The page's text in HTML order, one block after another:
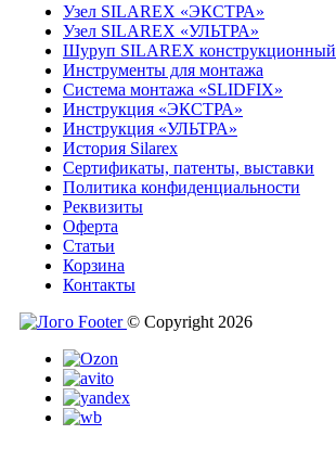
Узел SILAREX «ЭКСТРА»
Узел SILAREX «УЛЬТРА»
Шуруп SILAREX конструкционный
Инструменты для монтажа
Система монтажа «SLIDFIX»
Инструкция «ЭКСТРА»
Инструкция «УЛЬТРА»
История Silarex
Сертификаты, патенты, выставки
Политика конфиденциальности
Реквизиты
Оферта
Статьи
Корзина
Контакты
© Copyright 2026